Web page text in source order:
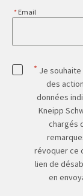
Email
* Je
des
données
Kneipp
chargés
révoquer ce
lien de
en